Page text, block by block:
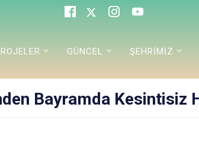
GÜNCEL ŞEHRİMİZ
Bayramda Kesintisiz